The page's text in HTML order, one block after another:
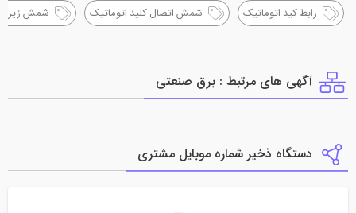
رابط کید اتوماتیک شمش اتصال کلید اتوماتیک شمش زیر
آگهی های مرتبط : برق صنعتي
دستگاه ذخیر شماره موبایل مشتری